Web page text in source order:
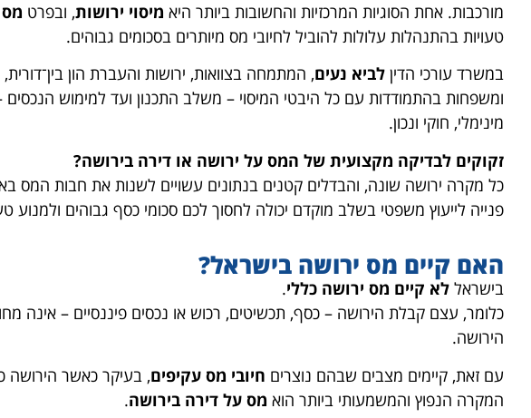
מורכבות. אחת הסוגיות המרכזיות והחשובות ביותר היא מיסוי ירושות, ובפרט מס
טעויות בהתנהלות עלולות להוביל לחיובי מס מיותרים בסכומים גבוהים.
במשרד עורכי הדין לביא נעים, המתמחה בצוואות, ירושות והעברת הון בין־דורית,
ומשפחות בהתמודדות עם כל היבטי המיסוי – משלב התכנון ועד למימוש
מינימלי, חוקי ונכון.
זקוקים לבדיקה מקצועית של המס על ירושה או דירה בירושה?
כל מקרה ירושה שונה, והבדלים קטנים בנתונים עשויים לשנות את חבות המס
פנייה לייעוץ משפטי בשלב מוקדם יכולה לחסוך לכם סכומי כסף גבוהים ולמנוע
האם קיים מס ירושה בישראל?
בישראל לא קיים מס ירושה כללי.
כלומר, עצם קבלת הירושה – כסף, תכשיטים, רכוש או נכסים פיננסיים – אינה
הירושה.
עם זאת, קיימים מצבים שבהם נוצרים חיובי מס עקיפים, בעיקר כאשר הירושה
המקרה הנפוץ והמשמעותי ביותר הוא מס על דירה בירושה.